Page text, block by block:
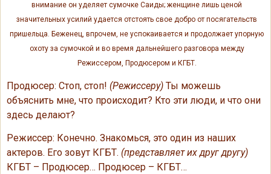
внимание он уделяет сумочке Саиды; женщине лишь ценой
значительных усилий удается отстоять свое добро от посягательств
пришельца. Беженец, впрочем, не успокаивается и продолжает упорную
охоту за сумочкой и во время дальнейшего разговора между
Режиссером, Продюсером и КГБТ.
Продюсер: Стоп, стоп! (Режиссеру) Ты можешь
объяснить мне, что происходит? Кто эти люди, и что они
здесь делают?
Режиссер: Конечно. Знакомься, это один из наших
актеров. Его зовут КГБТ. (представляет их друг другу)
КГБТ – Продюсер… Продюсер – КГБТ…